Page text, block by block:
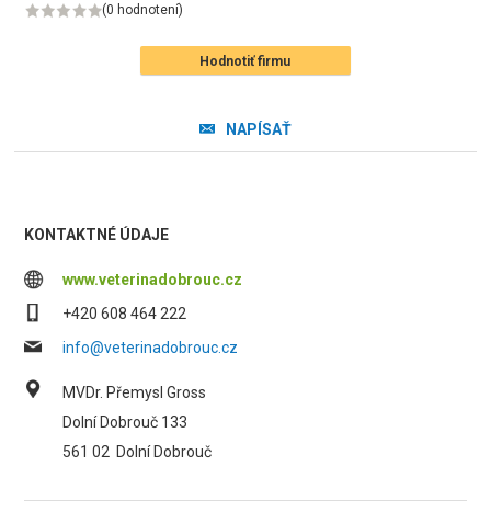
(0 hodnotení)
Hodnotiť firmu
NAPÍSAŤ
KONTAKTNÉ ÚDAJE
www.veterinadobrouc.cz
+420 608 464 222
info@veterinadobrouc.cz
MVDr. Přemysl Gross
Dolní Dobrouč 133
561 02 Dolní Dobrouč